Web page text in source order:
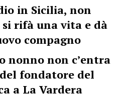
in Sicilia, non
si rifà una vita e dà
compagno
nonno non c’entra
fondatore del
a La Vardera